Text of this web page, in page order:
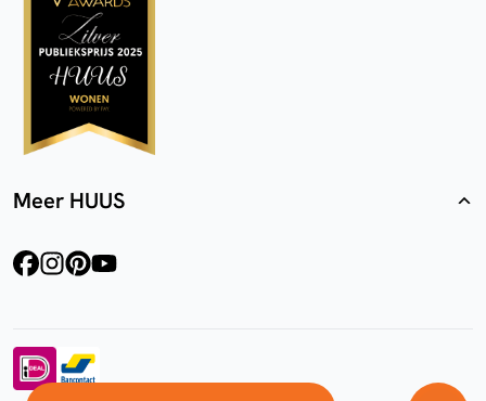
Meer HUUS
facebookinstagram
pinterest
youtube